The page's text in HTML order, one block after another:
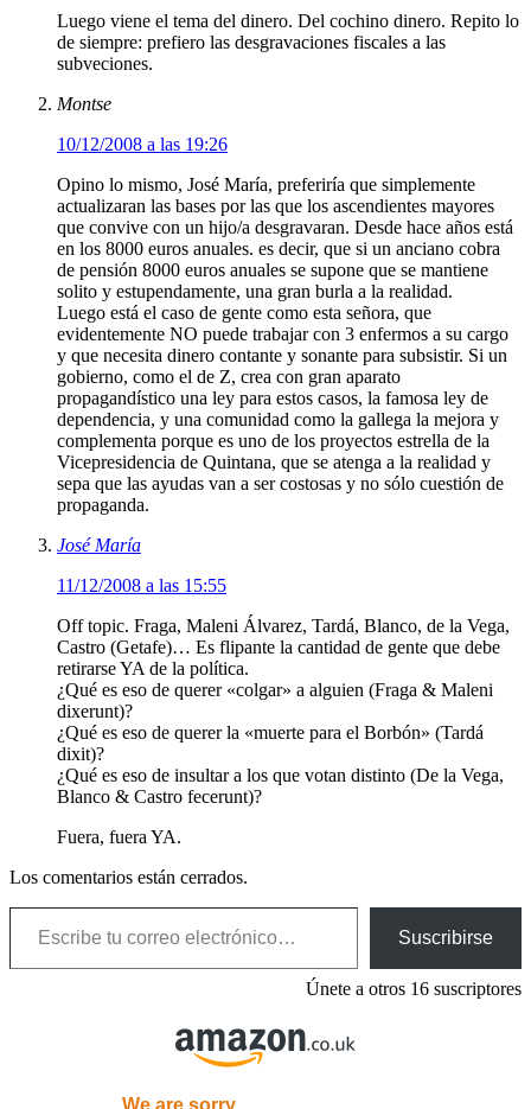
Luego viene el tema del dinero. Del cochino dinero. Repito lo
de siempre: prefiero las desgravaciones fiscales a las
subveciones.
Montse
10/12/2008 a las 19:26
Opino lo mismo, José María, preferiría que simplemente
actualizaran las bases por las que los ascendientes mayores
que convive con un hijo/a desgravaran. Desde hace años está
en los 8000 euros anuales. es decir, que si un anciano cobra
de pensión 8000 euros anuales se supone que se mantiene
solito y estupendamente, una gran burla a la realidad.
Luego está el caso de gente como esta señora, que
evidentemente NO puede trabajar con 3 enfermos a su cargo
y que necesita dinero contante y sonante para subsistir. Si un
gobierno, como el de Z, crea con gran aparato
propagandístico una ley para estos casos, la famosa ley de
dependencia, y una comunidad como la gallega la mejora y
complementa porque es uno de los proyectos estrella de la
Vicepresidencia de Quintana, que se atenga a la realidad y
sepa que las ayudas van a ser costosas y no sólo cuestión de
propaganda.
José María
11/12/2008 a las 15:55
Off topic. Fraga, Maleni Álvarez, Tardá, Blanco, de la Vega,
Castro (Getafe)… Es flipante la cantidad de gente que debe
retirarse YA de la política.
¿Qué es eso de querer «colgar» a alguien (Fraga & Maleni
dixerunt)?
¿Qué es eso de querer la «muerte para el Borbón» (Tardá
dixit)?
¿Qué es eso de insultar a los que votan distinto (De la Vega,
Blanco & Castro fecerunt)?
Fuera, fuera YA.
Los comentarios están cerrados.
Escribe tu correo electrónico…
Suscribirse
Únete a otros 16 suscriptores